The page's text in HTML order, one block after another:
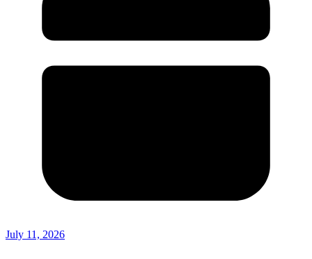
July 11, 2026